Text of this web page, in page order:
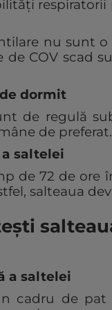
nu sunt
COV scad
dormit
de regulă
de preferat.
saltelei
de 72 de ore
salteaua
a saltelei
cadru de